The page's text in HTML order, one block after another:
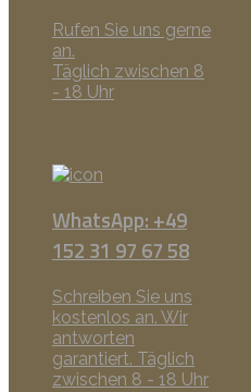
Rufen Sie uns gerne
an.
Täglich zwischen 8
- 18 Uhr
WhatsApp: +49
152 31 97 67 58
Schreiben Sie uns
kostenlos an. Wir
antworten
garantiert. Täglich
zwischen 8 - 18 Uhr